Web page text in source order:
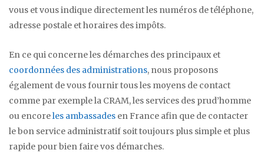
vous et vous indique directement les numéros de téléphone,
adresse postale et horaires des impôts.
En ce qui concerne les démarches des principaux et
coordonnées des administrations, nous proposons
également de vous fournir tous les moyens de contact
comme par exemple la CRAM, les services des prud’homme
ou encoreles ambassades en France afin que de contacter
le bon service administratif soit toujours plus simple et plus
rapide pour bien faire vos démarches.